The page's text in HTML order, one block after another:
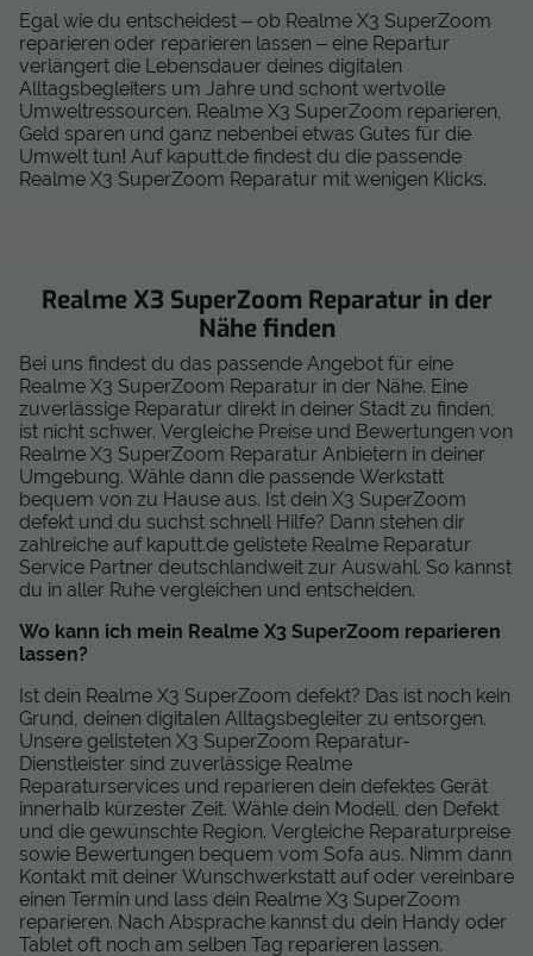
Egal wie du entscheidest – ob Realme X3 SuperZoom
reparieren oder reparieren lassen – eine Repartur
verlängert die Lebensdauer deines digitalen
Alltagsbegleiters um Jahre und schont wertvolle
Umweltressourcen. Realme X3 SuperZoom reparieren,
Geld sparen und ganz nebenbei etwas Gutes für die
Umwelt tun! Auf kaputt.de findest du die passende
Realme X3 SuperZoom Reparatur mit wenigen Klicks.
Realme X3 SuperZoom Reparatur in der
Nähe finden
Bei uns findest du das passende Angebot für eine
Realme X3 SuperZoom Reparatur in der Nähe. Eine
zuverlässige Reparatur direkt in deiner Stadt zu finden,
ist nicht schwer. Vergleiche Preise und Bewertungen von
Realme X3 SuperZoom Reparatur Anbietern in deiner
Umgebung. Wähle dann die passende Werkstatt
bequem von zu Hause aus. Ist dein X3 SuperZoom
defekt und du suchst schnell Hilfe? Dann stehen dir
zahlreiche auf kaputt.de gelistete Realme Reparatur
Service Partner deutschlandweit zur Auswahl. So kannst
du in aller Ruhe vergleichen und entscheiden.
Wo kann ich mein Realme X3 SuperZoom reparieren
lassen?
Ist dein Realme X3 SuperZoom defekt? Das ist noch kein
Grund, deinen digitalen Alltagsbegleiter zu entsorgen.
Unsere gelisteten X3 SuperZoom Reparatur-
Dienstleister sind zuverlässige Realme
Reparaturservices und reparieren dein defektes Gerät
innerhalb kürzester Zeit. Wähle dein Modell, den Defekt
und die gewünschte Region. Vergleiche Reparaturpreise
sowie Bewertungen bequem vom Sofa aus. Nimm dann
Kontakt mit deiner Wunschwerkstatt auf oder vereinbare
einen Termin und lass dein Realme X3 SuperZoom
reparieren. Nach Absprache kannst du dein Handy oder
Tablet oft noch am selben Tag reparieren lassen.